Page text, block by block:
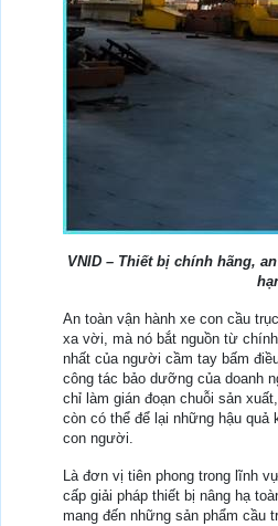
VNID – Thiết bị chính hãng,
An toàn vận hành xe con cầu
xa vời, mà nó bắt nguồn từ
nhất của người cầm tay bấm
công tác bảo dưỡng của doanh
chỉ làm gián đoạn chuỗi sản
còn có thể để lại những hậu quả
con người.
Là đơn vị tiên phong trong lĩnh
cấp giải pháp thiết bị nâng hạ
mang đến những sản phẩm cầu